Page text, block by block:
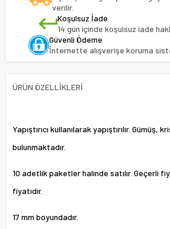
verilir.
Koşulsuz İade
14 gün içinde koşulsuz iade
Güvenli Ödeme
İnternette alışverişe koruma
ÜRÜN ÖZELLIKLERI
Yapıştırıcı kullanılarak yapıştırılır.
bulunmaktadır.
10 adetlik paketler halinde satılır. Geçerli
fiyatıdır.
17 mm boyundadır.